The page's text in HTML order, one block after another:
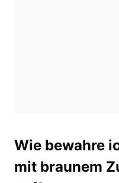
Wie bewahre
mit braunem